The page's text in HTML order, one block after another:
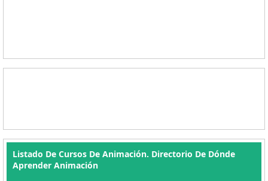
Listado De Cursos De Animación. Directorio De Dónde
Aprender Animación